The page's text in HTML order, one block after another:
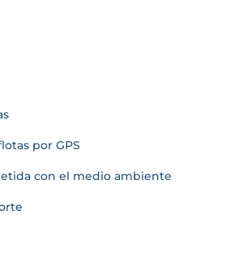
por GPS
con el medio ambiente